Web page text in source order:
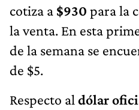
cotiza a $930 para la
la venta. En esta
de la semana se
de $5.
Respecto al dólar